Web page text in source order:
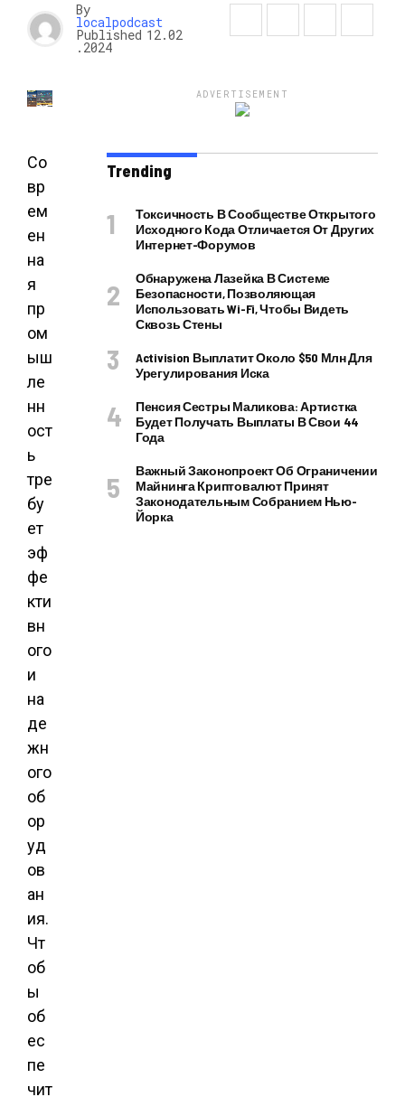
By
localpodcast
Published 12.02
.2024
Со
вр
ем
ен
на
я
пр
ом
ыш
ле
нн
ост
ь
тре
бу
ет
эф
фе
кти
вн
ого
и
на
де
жн
ого
об
ор
уд
ов
ан
ия.
Чт
об
ы
об
ес
пе
чит
ADVERTISEMENT
Trending
Токсичность В Сообществе Открытого
Исходного Кода Отличается От Других
Интернет-Форумов
Обнаружена Лазейка В Системе
Безопасности, Позволяющая
Использовать Wi-Fi, Чтобы Видеть
Сквозь Стены
Activision Выплатит Около $50 Млн Для
Урегулирования Иска
Пенсия Сестры Маликова: Артистка
Будет Получать Выплаты В Свои 44
Года
Важный Законопроект Об Ограничении
Майнинга Криптовалют Принят
Законодательным Собранием Нью-
Йорка